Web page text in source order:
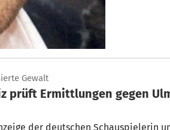
Gewalt
prüft Ermittlungen gegen
der deutschen Schauspielerin